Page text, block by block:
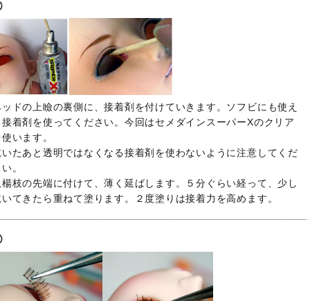
ッドの上瞼の裏側に、接着剤を付けていきます。ソフビにも使え
接着剤を使ってください。今回はセメダインスーパーXのクリア
います。
いたあと透明ではなくなる接着剤を使わないように注意してくだ
。
楊枝の先端に付けて、薄く延ばします。５分ぐらい経って、少し
てきたら重ねて塗ります。２度塗りは接着力を高めます。